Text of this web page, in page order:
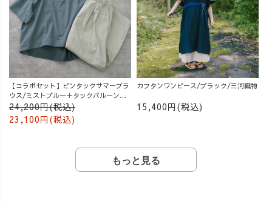
【コラボセット】ピンタックサマーブラ
ウス/ミストブルー＋タックバルーンパ
ンツ/グレージュ
24,200円(税込)
23,100円(税込)
カフタンワンピース/ブラック/三河織物
15,400円(税込)
もっと見る